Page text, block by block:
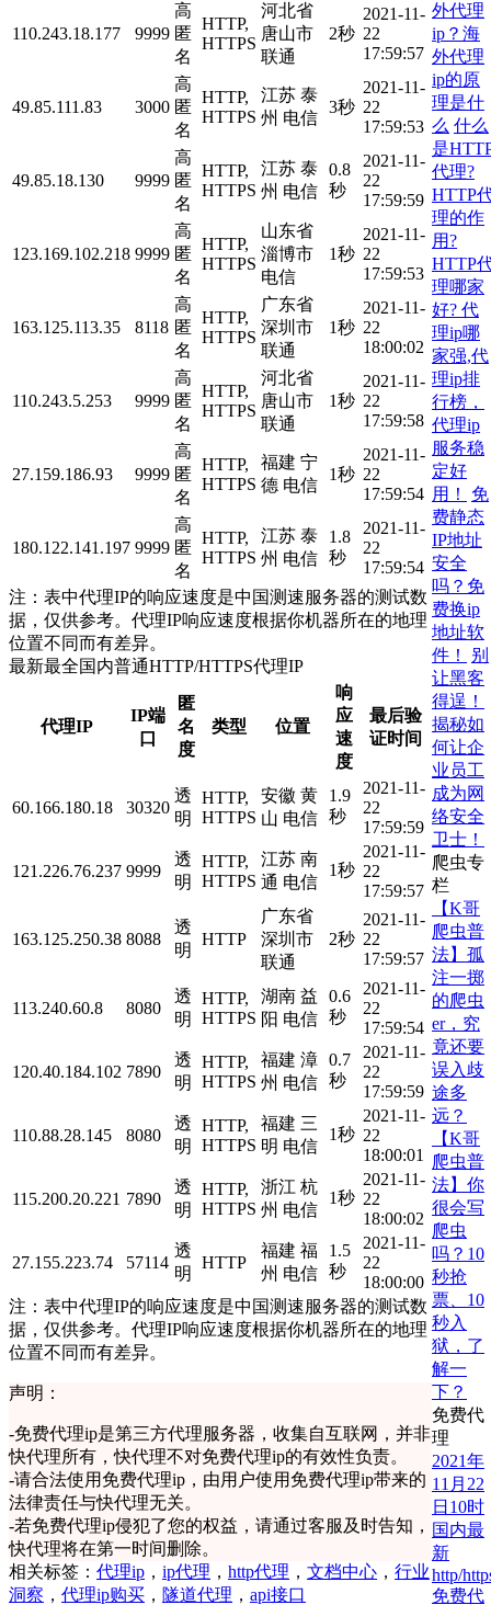
110.243.18.177 9999
高
匿
名
HTTP,
HTTPS
河北省
唐山市
联通
2秒
2021-11-
22
17:59:57
49.85.111.83 3000
高
匿
名
HTTP,
HTTPS
江苏 泰
州 电信
3秒
2021-11-
22
17:59:53
49.85.18.130 9999
高
匿
名
HTTP,
HTTPS
江苏 泰
州 电信
0.8
秒
2021-11-
22
17:59:59
123.169.102.218 9999
高
匿
名
HTTP,
HTTPS
山东省
淄博市
电信
1秒
2021-11-
22
17:59:53
163.125.113.35 8118
高
匿
名
HTTP,
HTTPS
广东省
深圳市
联通
1秒
2021-11-
22
18:00:02
110.243.5.253 9999
高
匿
名
HTTP,
HTTPS
河北省
唐山市
联通
1秒
2021-11-
22
17:59:58
27.159.186.93 9999
高
匿
名
HTTP,
HTTPS
福建 宁
德 电信
1秒
2021-11-
22
17:59:54
180.122.141.197 9999
高
匿
名
HTTP,
HTTPS
江苏 泰
州 电信
1.8
秒
2021-11-
22
17:59:54
注：表中代理IP的响应速度是中国测速服务器的测试数
据，仅供参考。代理IP响应速度根据你机器所在的地理
位置不同而有差异。
最新最全国内普通HTTP/HTTPS代理IP
代理IP
IP端
口
匿
名
度
类型 位置
响
应
速
度
最后验
证时间
60.166.180.18 30320
透
明
HTTP,
HTTPS
安徽 黄
山 电信
1.9
秒
2021-11-
22
17:59:59
121.226.76.237 9999
透
明
HTTP,
HTTPS
江苏 南
通 电信
1秒
2021-11-
22
17:59:57
163.125.250.38 8088
透
明
HTTP
广东省
深圳市
联通
2秒
2021-11-
22
17:59:57
113.240.60.8 8080
透
明
HTTP,
HTTPS
湖南 益
阳 电信
0.6
秒
2021-11-
22
17:59:54
120.40.184.102 7890
透
明
HTTP,
HTTPS
福建 漳
州 电信
0.7
秒
2021-11-
22
17:59:59
110.88.28.145 8080
透
明
HTTP,
HTTPS
福建 三
明 电信
1秒
2021-11-
22
18:00:01
115.200.20.221 7890
透
明
HTTP,
HTTPS
浙江 杭
州 电信
1秒
2021-11-
22
18:00:02
27.155.223.74 57114
透
明
HTTP
福建 福
州 电信
1.5
秒
2021-11-
22
18:00:00
注：表中代理IP的响应速度是中国测速服务器的测试数
据，仅供参考。代理IP响应速度根据你机器所在的地理
位置不同而有差异。
声明：
-免费代理ip是第三方代理服务器，收集自互联网，并非
快代理所有，快代理不对免费代理ip的有效性负责。
-请合法使用免费代理ip，由用户使用免费代理ip带来的
法律责任与快代理无关。
-若免费代理ip侵犯了您的权益，请通过客服及时告知，
快代理将在第一时间删除。
相关标签： 代理ip ， ip代理 ， http代理 ， 文档中心 ， 行业
洞察 ， 代理ip购买 ， 隧道代理 ， api接口
外代理
ip？海
外代理
ip的原
理是什
么 什么
是
代理?
HTTP
理的作
用?
HTTP
理哪家
好? 代
理ip哪
家强,代
理ip排
行榜，
代理ip
服务稳
定好
用！
免
费静态
IP地址
安全
吗？免
费换ip
地址软
件！
别
让黑客
得逞！
揭秘如
何让企
业员工
成为网
络安全
卫士！
爬虫专
栏
【K哥
爬虫普
法】孤
注一掷
的爬虫
er，究
竟还要
误入歧
途多
远？
【K哥
爬虫普
法】你
很会写
爬虫
吗？10
秒抢
票、10
秒入
狱，了
解一
下？
免费代
理
2021年
11月22
日10时
国内最
新
http/
免费代